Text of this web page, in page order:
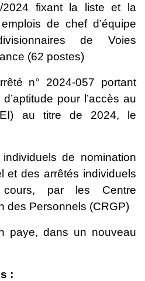
2024 fixant la liste et la
de chef d’équipe
de Voies
(62 postes)
n° 2024-057 portant
pour l’accès au
au titre de 2024, le
de nomination
et des arrêtés individuels
par les Centre
des Personnels (CRGP)
paye, dans un nouveau
: